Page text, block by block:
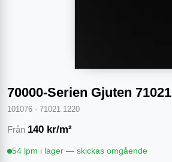
70000-Serien Gjuten 71021
101076 · 71021 1220
Från 140 kr/m²
54 lpm i lager — skickas omgående